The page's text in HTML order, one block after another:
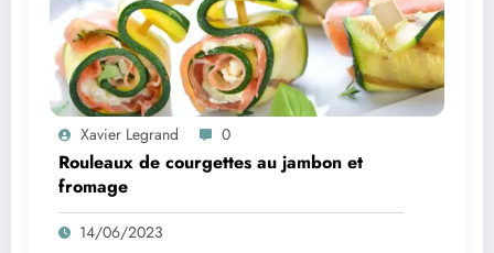
Xavier Legrand 0
Rouleaux de courgettes au jambon et
fromage
14/06/2023